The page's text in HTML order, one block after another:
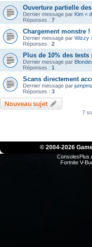
Ouverture partielle
Dernier message par Kim «
Réponses : 7
Chargement monstre !
Dernier message par Wizzy
Réponses : 2
Plus de 10% des tests
Dernier message par
Réponses : 1
Scans directement
Dernier message par
Réponses : 3
Nouveau sujet
7
© 2004-2026
Fortnite V-